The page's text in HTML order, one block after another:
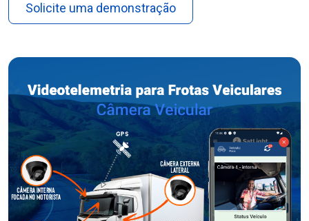
Solicite uma demonstração